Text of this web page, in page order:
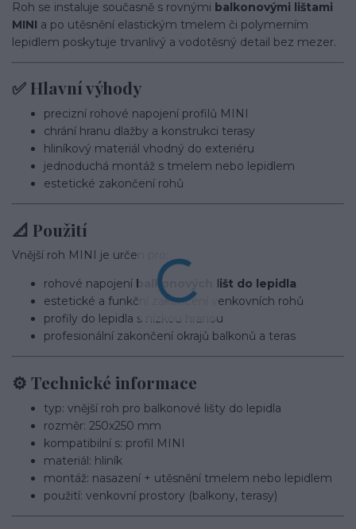
Roh se instaluje současně s rovnými balkonovými lištami
MINI a po utěsnění elastickým tmelem či polymerním
lepidlem poskytuje trvanlivý a vodotěsný detail bez mezer.
✅ Hlavní výhody
precizní rohové napojení profilů MINI
chrání hranu dlažby a konstrukci terasy
hliníkový materiál vhodný do exteriéru
jednoduchá montáž s tmelem nebo lepidlem
estetické zakončení rohů
📐 Použití
Vnější roh MINI je určen pro:
rohové napojení balkonových lišt do lepidla
estetické a funkční zakončení venkovních rohů
profily do lepidla s nízkou hranou
profesionální zakončení okrajů balkonů a teras
⚙️ Technické informace
typ: vnější roh pro balkonové lišty do lepidla
rozměr: 250x250 mm
kompatibilní s: profil MINI
materiál: hliník
montáž: nasazení + utěsnění tmelem nebo lepidlem
použití: venkovní prostory (balkony, terasy)